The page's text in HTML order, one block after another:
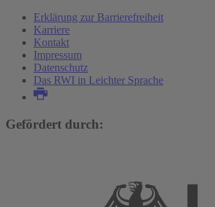
Erklärung zur Barrierefreiheit
Karriere
Kontakt
Impressum
Datenschutz
Das RWI in Leichter Sprache
Gefördert durch: